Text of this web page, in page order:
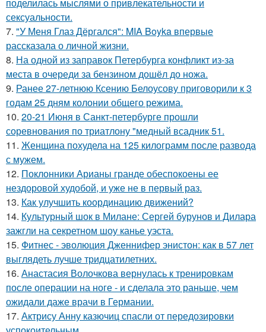
сексуальности.
7. "У Меня Глаз Дёргался": MIA Boyka впервые
рассказала о личной жизни.
8. На одной из заправок Петербурга конфликт из-за
места в очереди за бензином дошёл до ножа.
9. Ранее 27-летнюю Ксению Белоусову приговорили к 3
годам 25 дням колонии общего режима.
10. 20-21 Июня в Санкт-петербурге прошли
соревнования по триатлону "медный всадник 51.
11. Женщина похудела на 125 килограмм после развода
с мужем.
12. Поклонники Арианы гранде обеспокоены ее
нездоровой худобой, и уже не в первый раз.
13. Как улучшить координацию движений?
14. Культурный шок в Милане: Сергей бурунов и Дилара
зажгли на секретном шоу канье уэста.
15. Фитнес - эволюция Дженнифер энистон: как в 57 лет
выглядеть лучше тридцатилетних.
16. Анастасия Волочкова вернулась к тренировкам
после операции на ноге - и сделала это раньше, чем
ожидали даже врачи в Германии.
17. Актрису Анну казючиц спасли от передозировки